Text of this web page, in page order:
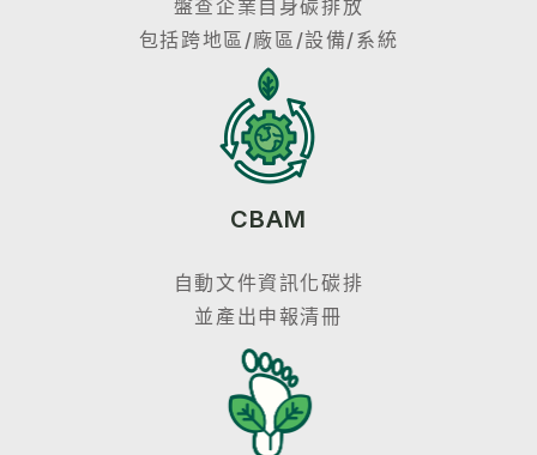
盤查企業自身碳排放
包括跨地區/廠區/設備/系統
CBAM
自動文件資訊化碳排
並產出申報清冊